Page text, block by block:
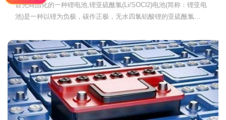
首先商品化的一种锂电池,锂亚硫酰氯(Li/SOCl2)电池(简称：锂亚电
池)是一种以锂为负极，碳作正极，无水四氯铝酸锂的亚硫酰氯
电，既然这样，那锂锰电池与锂亚电池有什么区别？